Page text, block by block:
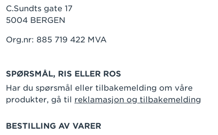
C.Sundts gate 17
5004 BERGEN
Org.nr: 885 719 422 MVA
SPØRSMÅL, RIS ELLER ROS
Har du spørsmål eller tilbakemelding om våre
produkter, gå til reklamasjon og tilbakemelding
BESTILLING AV VARER